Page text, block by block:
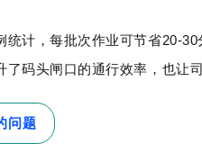
统计，每批次作业可节省20-30
码头闸口的通行效率，也让
问题